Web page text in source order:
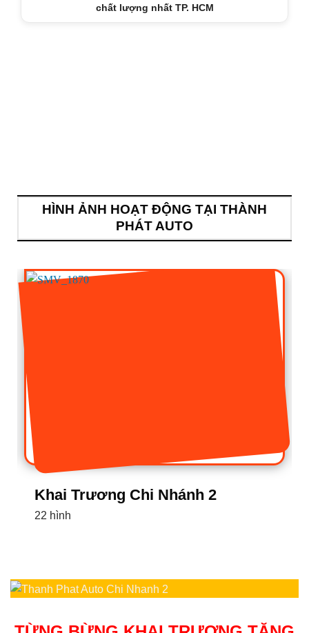
chất lượng nhất TP. HCM
HÌNH ẢNH HOẠT ĐỘNG TẠI THÀNH
PHÁT AUTO
Dán Phim Cách Nhiệt
18 hình